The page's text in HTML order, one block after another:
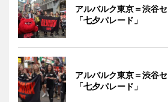
アルバルク東京＝渋谷
「七夕パレード」
アルバルク東京＝渋谷
「七夕パレード」